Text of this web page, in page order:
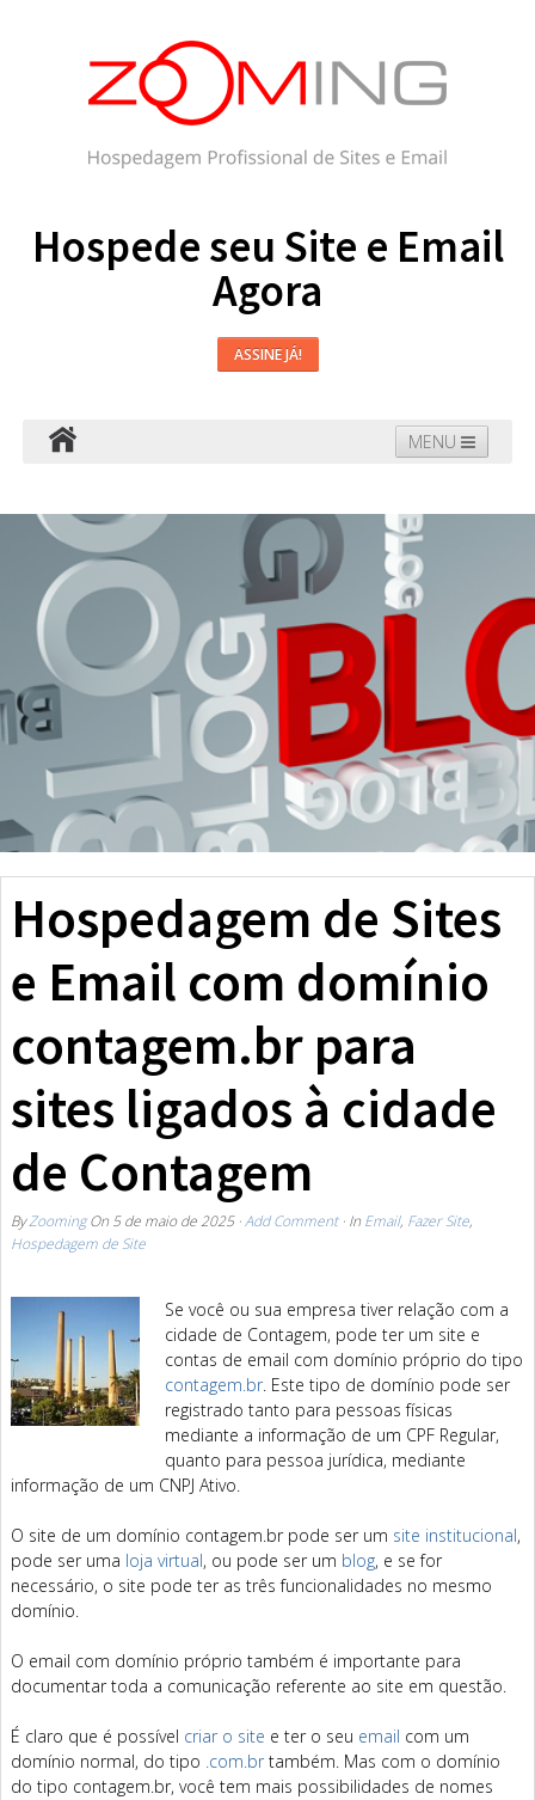
Hospede seu Site e Email
Agora
ASSINE JÁ!
MENU
Domínios Blog Suporte
Hospedagem de Sites
e Email com domínio
contagem.br para
sites ligados à cidade
de Contagem
ByZoomingOn 5 de maio de 2025· Add Comment· In Email, Fazer Site,
Hospedagem de Site
Se você ou sua empresa tiver relação com a
cidade de Contagem, pode ter um site e
contas de email com domínio próprio do tipo
contagem.br. Este tipo de domínio pode ser
registrado tanto para pessoas físicas
mediante a informação de um CPF Regular,
quanto para pessoa jurídica, mediante
informação de um CNPJ Ativo.
O site de um domínio contagem.br pode ser um site institucional,
pode ser uma loja virtual, ou pode ser um blog, e se for
necessário, o site pode ter as três funcionalidades no mesmo
domínio.
O email com domínio próprio também é importante para
documentar toda a comunicação referente ao site em questão.
É claro que é possível criar o site e ter o seu email com um
domínio normal, do tipo .com.br também. Mas com o domínio
do tipo contagem.br, você tem mais possibilidades de nomes